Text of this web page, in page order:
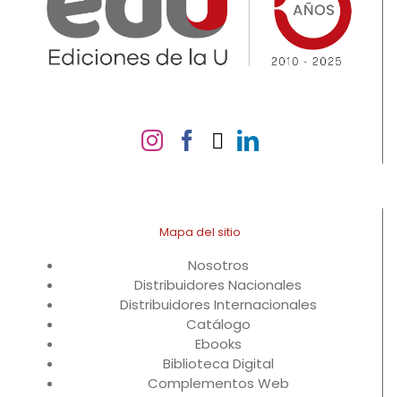
Mapa del sitio
Nosotros
Distribuidores Nacionales
Distribuidores Internacionales
Catálogo
Ebooks
Biblioteca Digital
Complementos Web